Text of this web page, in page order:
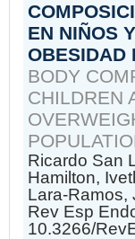
EN NIÑOS
OBESIDAD
BODY
CHILDREN
Ricardo San
Hamilton,
Lara-Ramos,
Rev Esp
10.3266/